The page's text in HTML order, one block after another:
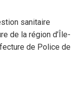
sanitaire
de la région d’Île-
de Police de